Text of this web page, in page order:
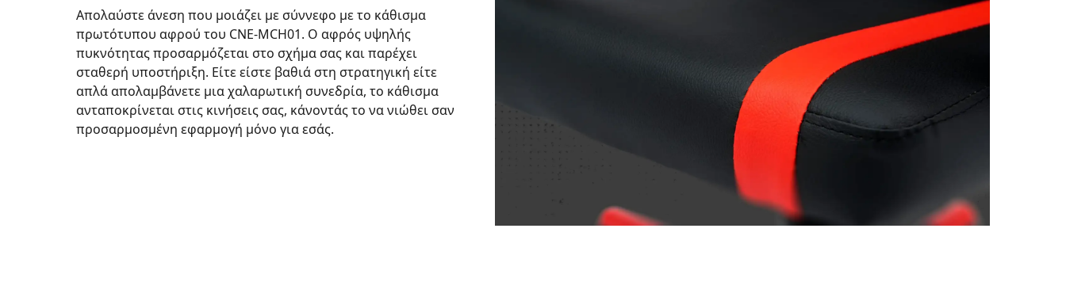
Απολαύστε άνεση που μοιάζει με σύννεφο με το κάθισμα
πρωτότυπου αφρού του CNE-MCH01. Ο αφρός υψηλής
πυκνότητας προσαρμόζεται στο σχήμα σας και παρέχει
σταθερή υποστήριξη. Είτε είστε βαθιά στη στρατηγική είτε
απλά απολαμβάνετε μια χαλαρωτική συνεδρία, το κάθισμα
ανταποκρίνεται στις κινήσεις σας, κάνοντάς το να νιώθει σαν
προσαρμοσμένη εφαρμογή μόνο για εσάς.